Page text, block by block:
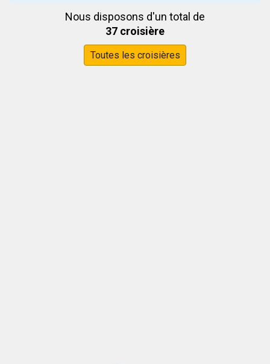
Nous disposons d'un total de
37 croisière
Toutes les croisières